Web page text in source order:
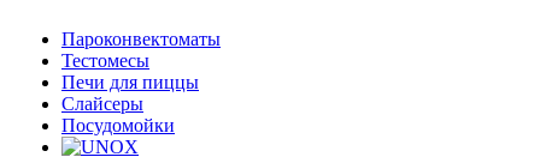
Пароконвектоматы
Тестомесы
Печи для пиццы
Слайсеры
Посудомойки